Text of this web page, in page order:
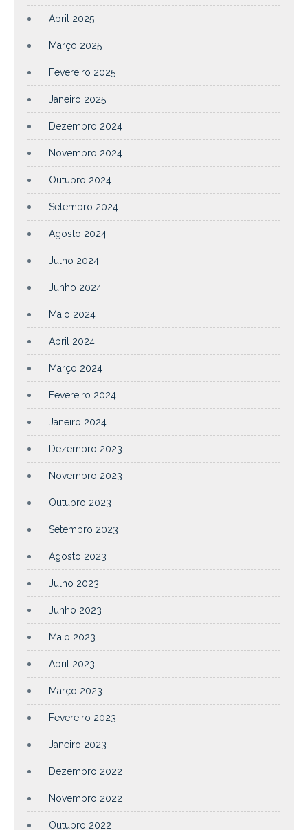
Abril 2025
Março 2025
Fevereiro 2025
Janeiro 2025
Dezembro 2024
Novembro 2024
Outubro 2024
Setembro 2024
Agosto 2024
Julho 2024
Junho 2024
Maio 2024
Abril 2024
Março 2024
Fevereiro 2024
Janeiro 2024
Dezembro 2023
Novembro 2023
Outubro 2023
Setembro 2023
Agosto 2023
Julho 2023
Junho 2023
Maio 2023
Abril 2023
Março 2023
Fevereiro 2023
Janeiro 2023
Dezembro 2022
Novembro 2022
Outubro 2022